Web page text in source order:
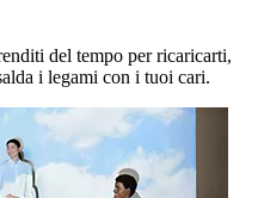
del tempo per ricaricarti,
i legami con i tuoi cari.